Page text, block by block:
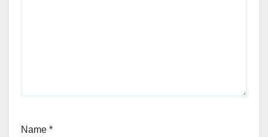
Name *